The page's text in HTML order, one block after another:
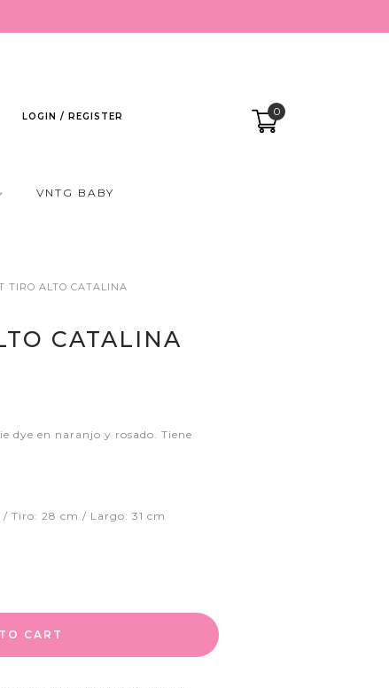
LOGIN / REGISTER 0
VNTG BABY
TIRO ALTO CATALINA
CATALINA
dye en naranjo y rosado. Tiene
Tiro: 28 cm / Largo: 31 cm
CART